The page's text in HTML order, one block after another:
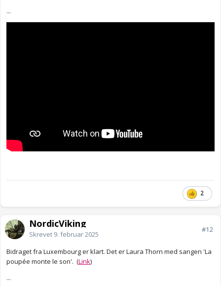
...
2
NordicViking
Skrevet 9. februar 2025
#12
Bidraget fra Luxembourg er klart. Det er Laura Thorn med sangen 'La
poupée monte le son'. (Link)
...